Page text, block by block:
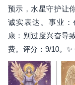
预示，水星守护让
诚实表达。事业：
康：别过度兴奋导
费。评分：9/10。